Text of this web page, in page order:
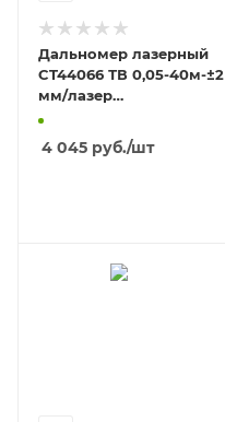
Дальномер лазерный
CT44066 ТВ 0,05-40м-±2
мм/лазер
635Нм/-10+45° //
4 045 руб./шт